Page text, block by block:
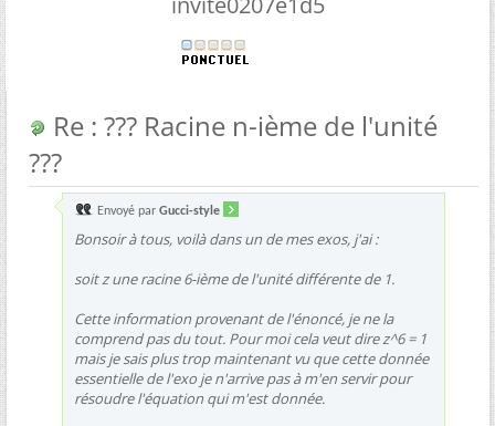
Re : ??? Racine n-ième de l'unité
???
Envoyé par Gucci-style
Bonsoir à tous, voilà dans un de mes exos, j'ai :
soit z une racine 6-ième de l'unité différente de 1.
Cette information provenant de l'énoncé, je ne la
comprend pas du tout. Pour moi cela veut dire z^6 = 1
mais je sais plus trop maintenant vu que cette donnée
essentielle de l'exo je n'arrive pas à m'en servir pour
résoudre l'équation qui m'est donnée.